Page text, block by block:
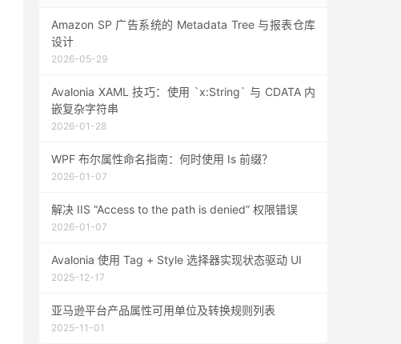
Amazon SP 广告系统的 Metadata Tree 与报表仓库
设计
2026-05-29
Avalonia XAML 技巧：使用 `x:String` 与 CDATA 内
嵌复杂字符串
2026-01-28
WPF 布尔属性命名指南：何时使用 Is 前缀？
2026-01-07
解决 IIS “Access to the path is denied” 权限错误
2026-01-07
Avalonia 使用 Tag + Style 选择器实现状态驱动 UI
2025-12-17
亚马逊平台产品属性可用单位及转换规则列表
2025-11-01